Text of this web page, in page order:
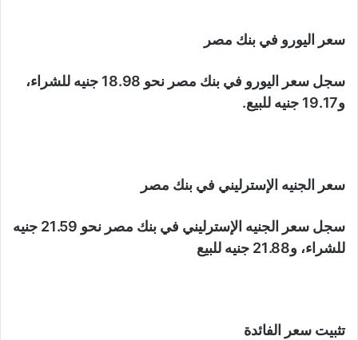
سعر اليورو في بنك مصر
سجل سعر اليورو في بنك مصر نحو 18.98 جنيه للشراء،
و19.17 جنيه للبيع.
سعر الجنيه الإسترليني في بنك مصر
سجل سعر الجنيه الإسترليني في بنك مصر نحو 21.59 جنيه
للشراء، و21.88 جنيه للبيع
تثبيت سعر الفائدة